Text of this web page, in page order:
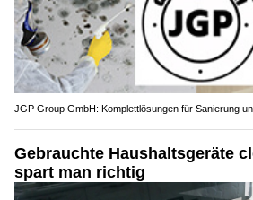
JGP Group GmbH: Komplettlösungen für Sanierung
Gebrauchte Haushaltsgeräte
spart man richtig